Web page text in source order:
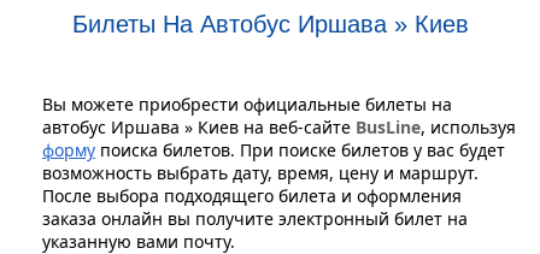
Билеты На Автобус Иршава » Киев
Вы можете приобрести официальные билеты на
автобус Иршава » Киев на веб-сайте BusLine, используя
форму поиска билетов. При поиске билетов у вас будет
возможность выбрать дату, время, цену и маршрут.
После выбора подходящего билета и оформления
заказа онлайн вы получите электронный билет на
указанную вами почту.